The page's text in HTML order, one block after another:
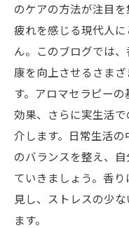
のケアの方法が注目を
疲れを感じる現代人
ん。このブログでは
康を向上させるさま
す。アロマセラピー
効果、さらに実生活
介します。日常生活
のバランスを整え、
ていきましょう。香
見し、ストレスの少
ます。